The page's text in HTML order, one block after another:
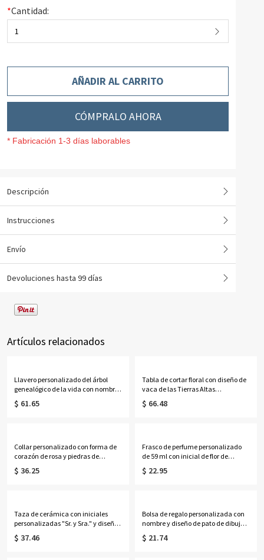
*Cantidad:
1
AÑADIR AL CARRITO
CÓMPRALO AHORA
* Fabricación 1-3 días laborables
Descripción
Instrucciones
Envío
Devoluciones hasta 99 días
Artículos relacionados
Llavero personalizado del árbol
genealógico de la vida con nombres
de 1 a 13 niños
$ 61.65
Tabla de cortar floral con diseño de
vaca de las Tierras Altas
personalizada con nombre, tabla
para servir embutidos de estilo
mamá/ella.
$ 66.48
Collar personalizado con forma de
corazón de rosa y piedras de
nacimiento, delicada joyería
femenina, regalo de
$ 36.25
Frasco de perfume personalizado
de 59 ml con inicial de flor de
nacimiento y efecto nácar,
recuerdo para despedida de soltera,
$ 22.95
Taza de cerámica con iniciales
personalizadas "Sr. y Sra." y diseño
floral en forma de corazón,
multicolor, 355 ml (12 oz), ideal
$ 37.46
Bolsa de regalo personalizada con
nombre y diseño de pato de dibujos
animados, con lazo, bolsa de playa
transparente de PVC, recuerdo de
$ 21.74